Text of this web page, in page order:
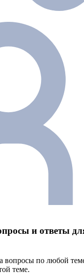
и ответы
вопросы по любой
теме.